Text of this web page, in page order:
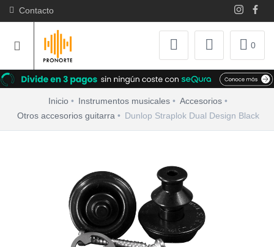
Contacto
0
Inicio Instrumentos musicales
Accesorios
Otros accesorios guitarra
Dunlop Straplok Dual Design Black